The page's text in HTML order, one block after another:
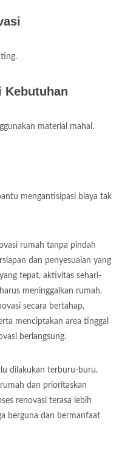
Kebutuhan
material mahal.
mengantisipasi biaya tak
rumah tanpa pindah
dan penyesuaian yang
tepat, aktivitas sehari-
meninggalkan rumah.
secara bertahap,
menciptakan area tinggal
berlangsung.
dilakukan terburu-buru.
dan prioritaskan
renovasi terasa lebih
berguna dan bermanfaat